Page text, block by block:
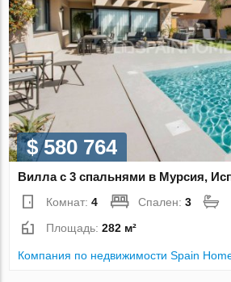
$ 580 764
Вилла с 3 спальнями в Мурсия,
Комнат:4 Спален:3
Площадь:282 м²
Компания по недвижимости Spain